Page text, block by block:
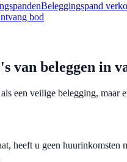
Beleggingspand
bod
van beleggen in
een veilige belegging,
heeft u geen